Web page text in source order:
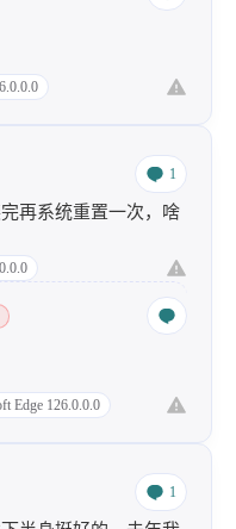
1
再系统重置一次，啥
Edge 126.0.0.0
1